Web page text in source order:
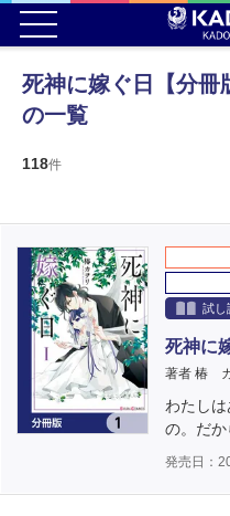
死神に嫁ぐ日【分
の一覧
118件
試し
死神に
著者 椿
わたし
の。だか
発売日：